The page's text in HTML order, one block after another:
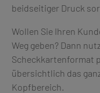
beidseitiger Druck
Wollen Sie Ihren
Weg geben? Dann
Scheckkartenformat
übersichtlich das
Kopfbereich.